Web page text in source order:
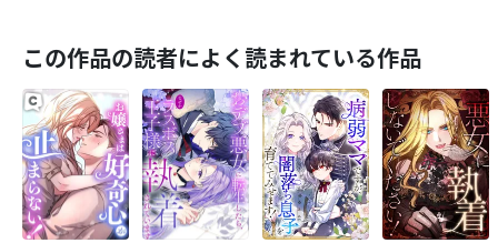
この作品の読者によく読まれている作品